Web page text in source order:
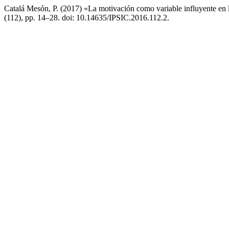
Catalá Mesón, P. (2017) «La motivación como variable influyente
(112), pp. 14–28. doi: 10.14635/IPSIC.2016.112.2.